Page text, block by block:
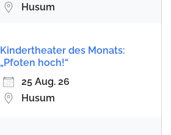
Husum
Kindertheater des Monats:
„Pfoten hoch!“
25 Aug. 26
Husum